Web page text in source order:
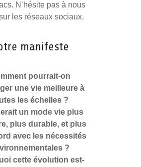
N’hésite pas à nous
les réseaux sociaux.
manifeste
pourrait-on
une vie meilleure à
les échelles ?
un mode vie plus
plus durable, et plus
avec les nécessités
?
cette évolution est-